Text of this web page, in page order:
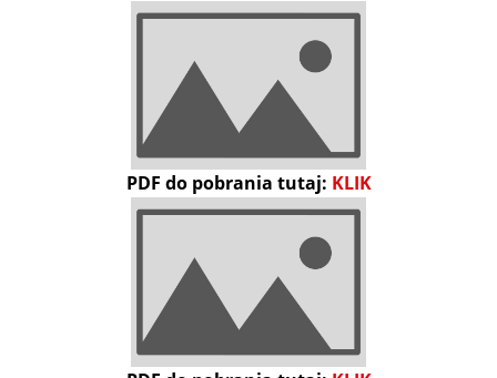
PDF do pobrania tutaj: KLIK